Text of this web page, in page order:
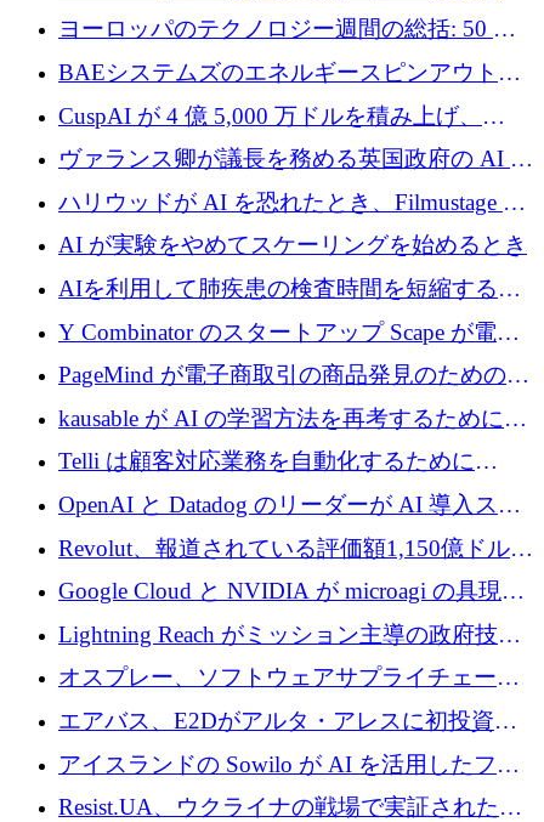
のために 300 万ユーロを調達
ヨーロッパのテクノロジー週間の総括: 50 以
上の取引に 10 億ユーロ以上を投資
BAEシステムズのエネルギースピンアウト原
子力タービンが1500万ポンドの資金調達でス
テルスから浮上
CuspAI が 4 億 5,000 万ドルを積み上げ、
Resist.UA が 5,000 万ユーロの基金を立ち上
げ、DSIT が廃止される
ヴァランス卿が議長を務める英国政府の AI タ
スクフォースが発足
ハリウッドが AI を恐れたとき、Filmustage は
代わりにプリプロダクションに賭けました
AI が実験をやめてスケーリングを始めるとき
AIを利用して肺疾患の検査時間を短縮する英
国のヘルステック挑戦者が1900万ドルを獲得
Y Combinator のスタートアップ Scape が電子
メールを再考するために 320 万ドルを調達し
てステルスから浮上
PageMind が電子商取引の商品発見のための
AI を拡張するために 120 万ユーロを調達
kausable が AI の学習方法を再考するために
1,200 万ユーロを調達
Telli は顧客対応業務を自動化するために
1,500 万ドルのシードを確保
OpenAI と Datadog のリーダーが AI 導入スタ
ートアップ Arrakis を支援
Revolut、報道されている評価額1,150億ドルで
の新たな二次株式売却を確認
Google Cloud と NVIDIA が microagi の具現化
された AI の野望を推進
Lightning Reach がミッション主導の政府技術
グループとしてポートフォリオを拡大し ETG
に買収
オスプレー、ソフトウェアサプライチェーン
攻撃を阻止するために265万ドルを確保
エアバス、E2Dがアルタ・アレスに初投資、
欧州防衛技術ファンドに5億ユーロを拠出
アイスランドの Sowilo が AI を活用したファ
ッション製品インテリジェンス プラットフォ
Resist.UA、ウクライナの戦場で実証された防